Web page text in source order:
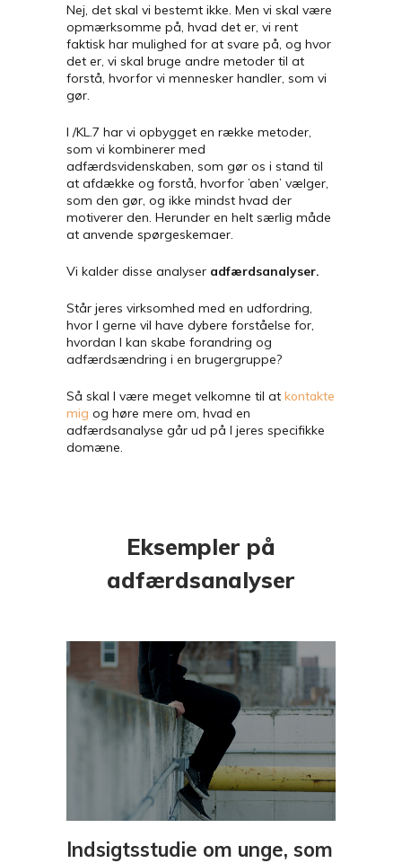
Nej, det skal vi bestemt ikke. Men vi skal være
opmærksomme på, hvad det er, vi rent
faktisk har mulighed for at svare på, og hvor
det er, vi skal bruge andre metoder til at
forstå, hvorfor vi mennesker handler, som vi
gør.
I /KL.7 har vi opbygget en række metoder,
som vi kombinerer med
adfærdsvidenskaben, som gør os i stand til
at afdække og forstå, hvorfor ’aben’ vælger,
som den gør, og ikke mindst hvad der
motiverer den. Herunder en helt særlig måde
at anvende spørgeskemaer.
Vi kalder disse analyser adfærdsanalyser.
Står jeres virksomhed med en udfordring,
hvor I gerne vil have dybere forståelse for,
hvordan I kan skabe forandring og
adfærdsændring i en brugergruppe?
Så skal I være meget velkomne til at kontakte
mig og høre mere om, hvad en
adfærdsanalyse går ud på I jeres specifikke
domæne.
Eksempler på
adfærdsanalyser
Indsigtsstudie om unge, som